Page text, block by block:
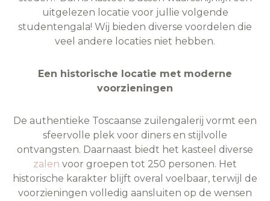
uitgelezen locatie voor jullie volgende
studentengala! Wij bieden diverse voordelen die
veel andere locaties niet hebben.
Een historische locatie met moderne
voorzieningen
De authentieke Toscaanse zuilengalerij vormt een
sfeervolle plek voor diners en stijlvolle
ontvangsten. Daarnaast biedt het kasteel diverse
zalen voor groepen tot 250 personen. Het
historische karakter blijft overal voelbaar, terwijl de
voorzieningen volledig aansluiten op de wensen